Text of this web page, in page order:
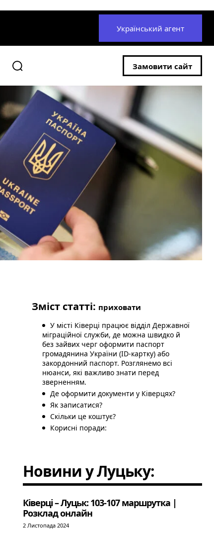
Український агент
Замовити сайт
Зміст статті: приховати
У місті Ківерці працює відділ Державної
міграційної служби, де можна швидко й
без зайвих черг оформити паспорт
громадянина України (ID-картку) або
закордонний паспорт. Розглянемо всі
нюанси, які важливо знати перед
зверненням.
Де оформити документи у Ківерцях?
Як записатися?
Скільки це коштує?
Корисні поради:
Новини у Луцьку:
Ківерці – Луцьк: 103-107 маршрутка |
Розклад онлайн
2 Листопада 2024